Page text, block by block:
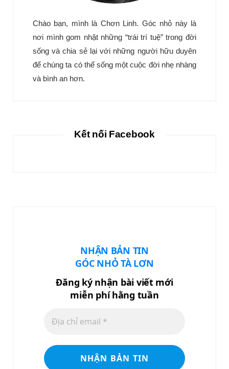
Chào bạn, mình là Chơn Linh. Góc nhỏ này là
nơi mình gom nhặt những “trái trí tuệ” trong đời
sống và chia sẻ lại với những người hữu duyên
để chúng ta có thể sống một cuộc đời nhẹ nhàng
và bình an hơn.
Kết nối Facebook
NHẬN BẢN TIN
GÓC NHỎ TÀ LƠN
Đăng ký nhận bài viết mới
miễn phí hằng tuần